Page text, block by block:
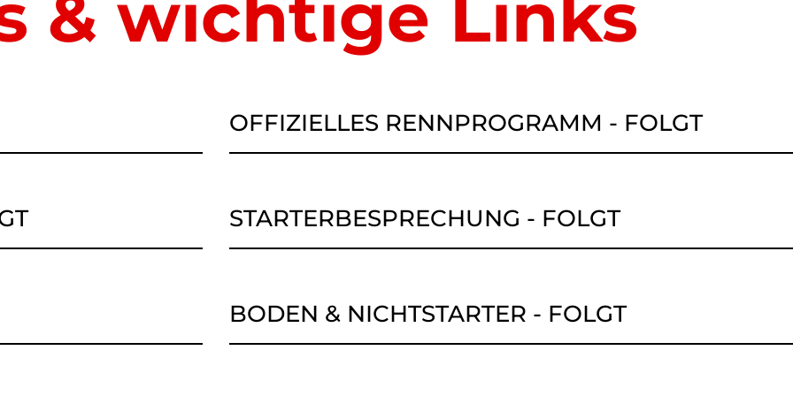
& wichtige Links
OFFIZIELLES RENNPROGRAMM - FOLGT
STARTERBESPRECHUNG - FOLGT
BODEN & NICHTSTARTER - FOLGT